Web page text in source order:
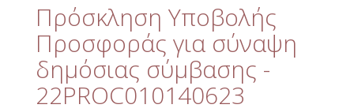
Administration
Staff
Quality
ETHICS
Πρόσκληση Υποβολής
Προσφοράς για σύναψη
δημόσιας σύμβασης -
22PROC010140623